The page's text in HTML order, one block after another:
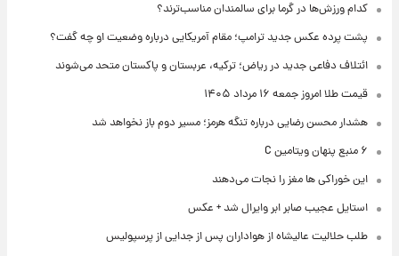
کدام ورزش‌ها در گرما برای سالمندان مناسب‌ترند؟
پشت پرده عکس جدید ترامپ؛ مقام آمریکایی درباره وضعیت او چه گفت؟
ائتلاف دفاعی جدید در ریاض؛ ترکیه، عربستان و پاکستان متحد می‌شوند
قیمت طلا امروز جمعه ۱۶ مرداد ۱۴۰۵
هشدار محسن رضایی درباره تنگه هرمز؛ مسیر دوم باز نخواهد شد
۶ منبع پنهان ویتامین C
این خوراکی ها مغز را نجات می‌دهند
استایل عجیب صابر ابر وایرال شد + عکس
طلب حلالیت عالیشاه از هواداران پس از جدایی از پرسپولیس